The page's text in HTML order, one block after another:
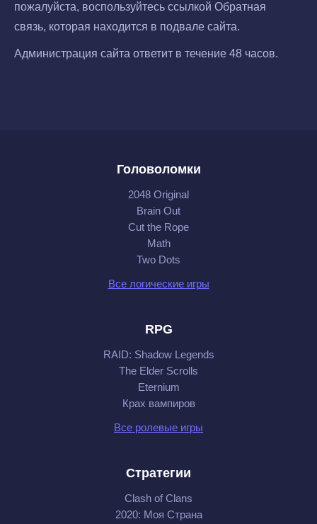
пожалуйста, воспользуйтесь ссылкой Обратная
связь, которая находится в подвале сайта.
Администрация сайта ответит в течение 48 часов.
Головоломки
2048 Original
Brain Out
Cut the Rope
Math
Two Dots
Все логические игры
RPG
RAID: Shadow Legends
The Elder Scrolls
Eternium
Крах вампиров
Все ролевые игры
Стратегии
Clash of Clans
2020: Моя Cтрана